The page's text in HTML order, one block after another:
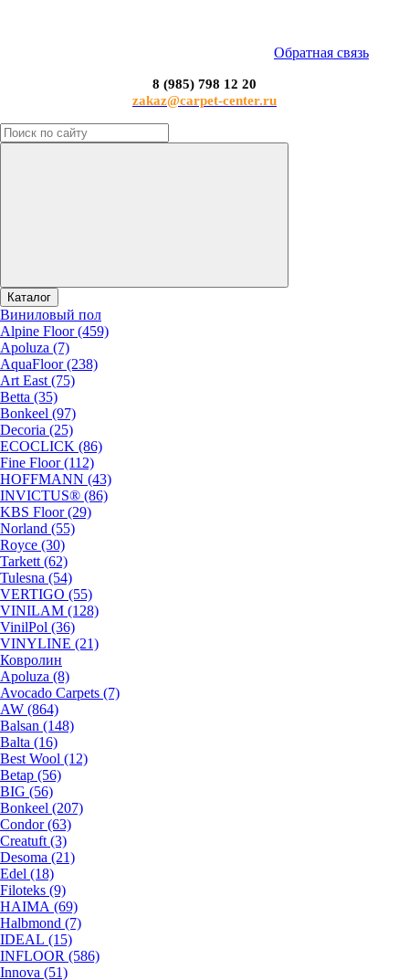
Обратная связь
8 (985) 798 12 20
zakaz@carpet-center.ru
Каталог
Виниловый пол
Alpine Floor (459)
Apoluza (7)
AquaFloor (238)
Art East (75)
Betta (35)
Bonkeel (97)
Decoria (25)
ECOCLICK (86)
Fine Floor (112)
HOFFMANN (43)
INVICTUS® (86)
KBS Floor (29)
Norland (55)
Royce (30)
Tarkett (62)
Tulesna (54)
VERTIGO (55)
VINILAM (128)
VinilPol (36)
VINYLINE (21)
Ковролин
Apoluza (8)
Avocado Carpets (7)
AW (864)
Balsan (148)
Balta (16)
Best Wool (12)
Betap (56)
BIG (56)
Bonkeel (207)
Condor (63)
Creatuft (3)
Desoma (21)
Edel (18)
Filoteks (9)
HAIMA (69)
Halbmond (7)
IDEAL (15)
INFLOOR (586)
Innova (51)